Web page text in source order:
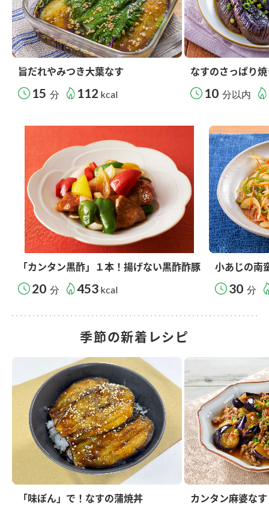
旨だれやみつき大葉なす
15 分 112 kcal
なすのさっぱり
10 分以内
「カンタン黒酢」１本！揚げない黒酢酢豚
20 分 453 kcal
小あじの南
30 分
季節の新着レシピ
「味ぽん」で！なすの蒲焼丼 カンタン麻婆なす